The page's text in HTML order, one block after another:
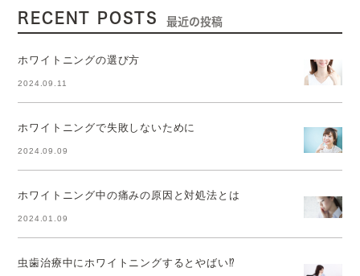
RECENT POSTS 最近の投稿
ホワイトニングの選び方
2024.09.11
ホワイトニングで失敗しないために
2024.09.09
ホワイトニング中の痛みの原因と対処法とは
2024.01.09
虫歯治療中にホワイトニングするとやばい⁉